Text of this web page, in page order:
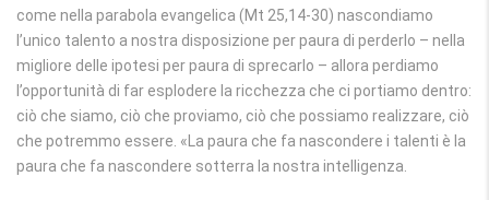
come nella parabola evangelica (Mt 25,14-30) nascondiamo
l’unico talento a nostra disposizione per paura di perderlo – nella
migliore delle ipotesi per paura di sprecarlo – allora perdiamo
l’opportunità di far esplodere la ricchezza che ci portiamo dentro:
ciò che siamo, ciò che proviamo, ciò che possiamo realizzare, ciò
che potremmo essere. «La paura che fa nascondere i talenti è la
paura che fa nascondere sotterra la nostra intelligenza.